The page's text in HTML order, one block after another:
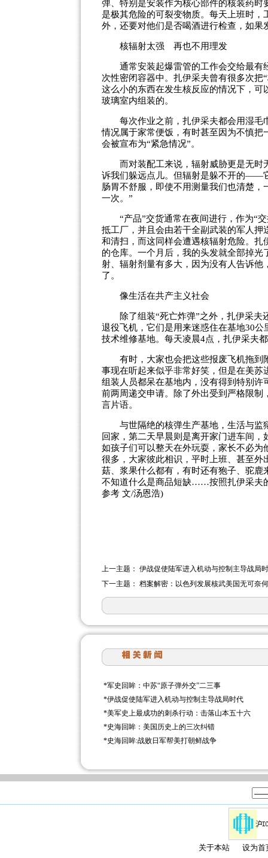
弹、特别是安装作为核心部件的核装药
是极其危险的可裂变物质。每天上班时，
外，还要对他们是否喝酒进行检查，如
核辐射太强 再也不用理发
通常安装起爆雷管的工作会交给最有
次性密闭容器中。扎伊采夫曾有很多次
这么小的东西在发生核反应的情况下，可
玻璃室内组装的。
每次作业之前，扎伊采夫都会用湿毛
情况属于家常便饭，有时甚至因为不慎把
会被宣布为“紧急情况”。
而对装配工来说，辐射威胁更是无时无
诉我们躲远点儿。但辐射是躲不开的——
肠胃不舒服，即使不用测量我们也清楚
一次。”
“产品”交货通常在夜间进行，作为“交
抵工厂，并且会由若干全副武装的军人
和清扫，而这同样会遭遇核辐射危险。
的仓库。一个月后，我的头发就全部掉
射、辐射剂量有多大，因为没有人告诉
了。
像生活在共产主义社会
除了组装“死亡炸弹”之外，扎伊采夫
退役飞机，它们是用来迷惑住在基地30
技术维修基地。每天凌晨4点，扎伊采夫
有时，大家也会把这些报废飞机拖到
事现在听起来似乎非常好笑，但是在美
组装人员都呆在基地内，没有得到特别
前两周递交申请。除了外出受到严格限
言片语。
与世隔绝的核弹生产基地，生活与监
回家，第二天早晨则是离开家门进车间
如孩子们可以整天在外玩耍，家长不必
很多，大家彼此相识，平时上班、甚至
菇、浆果什么都有，有时还有狍子、驼
不知道什么是商品短缺……按照扎伊采夫
参考 文/汤恩浩)
上一主题： 伊战促使陆军进入机动与控制主导战局
下一主题： 档案解密：以色列发展核武美国无可奈何
*军史回眸：中苏“原子弹外交”二三事
*伊战促使陆军进入机动与控制主导战局时代
*美军史上最成功的刺杀行动：击落山本五十六
*史海回眸：美国历史上的三次纠错
*史海回眸:战败日军帮美打朝鲜战争